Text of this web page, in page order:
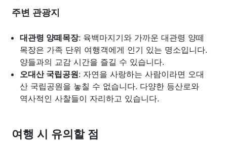
주변 관광지
대관령 양떼목장: 육백마지기와 가까운 대관령 양떼
목장은 가족 단위 여행객에게 인기 있는 명소입니다.
양들과의 교감 시간을 즐길 수 있습니다.
오대산 국립공원: 자연을 사랑하는 사람이라면 오대
산 국립공원을 놓칠 수 없습니다. 다양한 등산로와
역사적인 사찰들이 자리하고 있습니다.
여행 시 유의할 점